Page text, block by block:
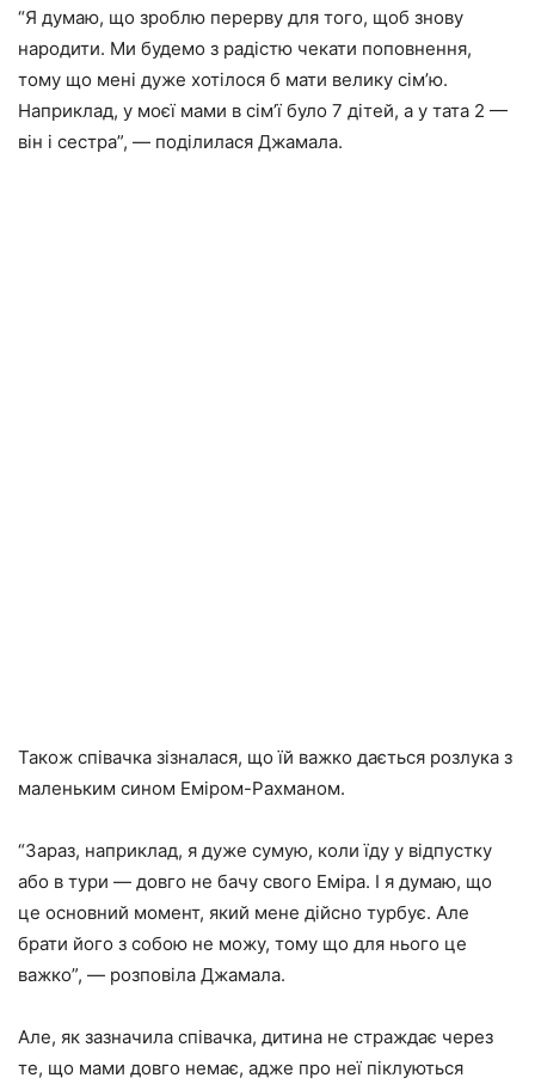
“Я думаю, що зроблю перерву для того, щоб знову
народити. Ми будемо з радістю чекати поповнення,
тому що мені дуже хотілося б мати велику сім’ю.
Наприклад, у моєї мами в сім’ї було 7 дітей, а у тата 2 —
він і сестра”, — поділилася Джамала.
Також співачка зізналася, що їй важко дається розлука з
маленьким сином Еміром-Рахманом.
“Зараз, наприклад, я дуже сумую, коли їду у відпустку
або в тури — довго не бачу свого Еміра. І я думаю, що
це основний момент, який мене дійсно турбує. Але
брати його з собою не можу, тому що для нього це
важко”, — розповіла Джамала.
Але, як зазначила співачка, дитина не страждає через
те, що мами довго немає, адже про неї піклуються